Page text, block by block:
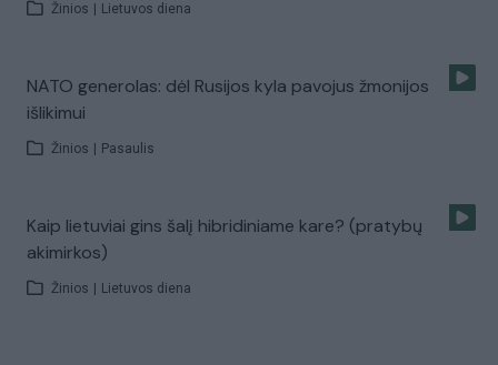
Žinios Lietuvos diena
NATO generolas: dėl Rusijos kyla pavojus žmonijos
išlikimui
Žinios Pasaulis
Kaip lietuviai gins šalį hibridiniame kare? (pratybų
akimirkos)
Žinios Lietuvos diena